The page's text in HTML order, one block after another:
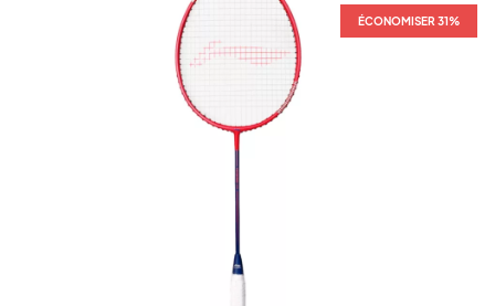
ÉCONOMISER 31%
ÉCONOMISER 31%